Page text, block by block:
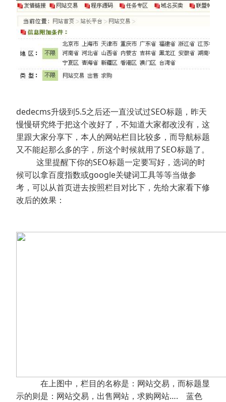
dedecms升级到5.5之后还一直没试过SEO标题，昨天
慢慢研究终于把这个改好了，不知道大家都改没有，这
里跟大家分享下，本人的网站栏目比较多，而导航标题
又不能起那么多的字，所这个时候就用了SEO标题了。
这里提醒下你的SEO标题一定要写好，选词的时
候可以拿百度指数或google关键词工具等等当做参
考，可以从首页进去按照栏目对比下，先给大家看下修
改后的效果：
在上图中，栏目的名称是：网站交易，而标题显
示的则是：网站交易，出售网站，求购网站…. 蓝色